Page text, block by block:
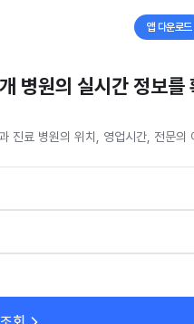
앱 다운로드
병원의 실시간 정보를
진료 병원의 위치, 영업시간, 전문의